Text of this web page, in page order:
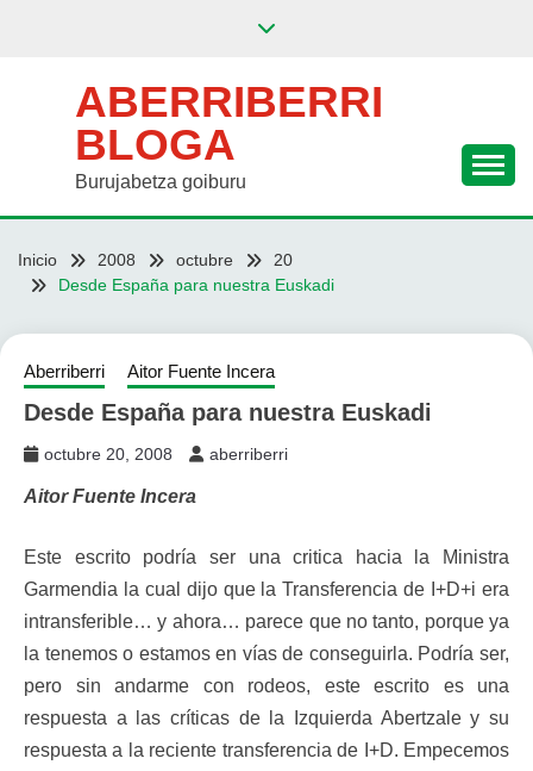
ABERRIBERRI
BLOGA
Burujabetza goiburu
Inicio 2008 octubre
20
Desde España para nuestra Euskadi
Aberriberri Aitor Fuente Incera
Desde España para nuestra Euskadi
octubre 20, 2008 aberriberri
Aitor Fuente Incera
Este escrito podría ser una critica hacia la Ministra
Garmendia la cual dijo que la Transferencia de I+D+i era
intransferible… y ahora… parece que no tanto, porque ya
la tenemos o estamos en vías de conseguirla. Podría ser,
pero sin andarme con rodeos, este escrito es una
respuesta a las críticas de la Izquierda Abertzale y su
respuesta a la reciente transferencia de I+D. Empecemos